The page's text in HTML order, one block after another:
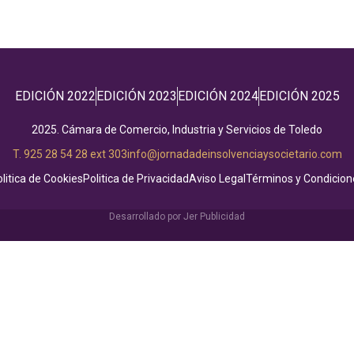
EDICIÓN 2022EDICIÓN 2023 EDICIÓN 2024EDICIÓN 2025
2025. Cámara de Comercio, Industria y Servicios de Toledo
T. 925 28 54 28 ext 303info@jornadadeinsolvenciaysocietario.com
de CookiesPolitica de PrivacidadAviso Legal Términos y
Desarrollado por Jer Publicidad